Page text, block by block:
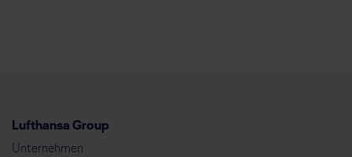
Lufthansa Group
Unternehmen